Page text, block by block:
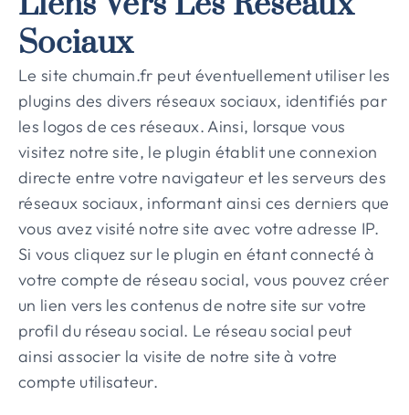
Sociaux
Le site chumain.fr peut éventuellement utiliser les
plugins des divers réseaux sociaux, identifiés par
les logos de ces réseaux. Ainsi, lorsque vous
visitez notre site, le plugin établit une connexion
directe entre votre navigateur et les serveurs des
réseaux sociaux, informant ainsi ces derniers que
vous avez visité notre site avec votre adresse IP.
Si vous cliquez sur le plugin en étant connecté à
votre compte de réseau social, vous pouvez créer
un lien vers les contenus de notre site sur votre
profil du réseau social. Le réseau social peut
ainsi associer la visite de notre site à votre
compte utilisateur.